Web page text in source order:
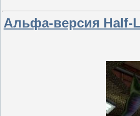
Альфа-версия Half-